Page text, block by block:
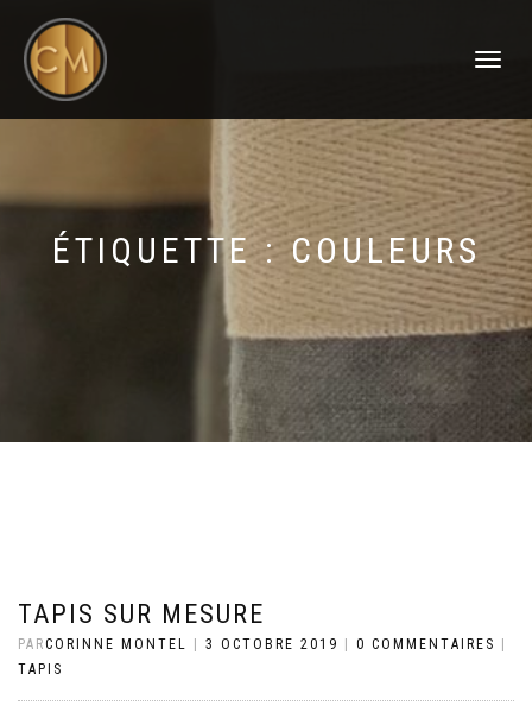
DÉPLIER
ÉTIQUETTE : COULEURS
TAPIS SUR MESURE
PARCORINNE MONTEL 3 OCTOBRE 2019 0 COMMENTAIRES
TAPIS